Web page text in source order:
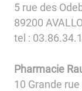
5 rue des
89200
tel :
Pharmacie
10 Grande